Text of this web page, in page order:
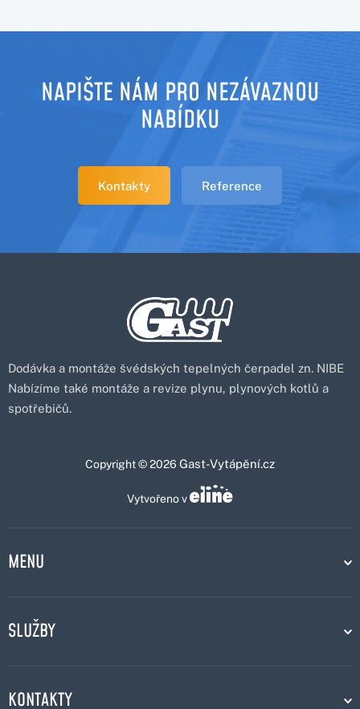
NAPIŠTE NÁM PRO NEZÁVAZNOU
NABÍDKU
Kontakty Reference
Dodávka a montáže švédských tepelných čerpadel zn. NIBE
Nabízíme také montáže a revize plynu, plynových kotlů a
spotřebičů.
Copyright © 2026 Gast-Vytápění.cz
Vytvořeno v
MENU
SLUŽBY
KONTAKTY